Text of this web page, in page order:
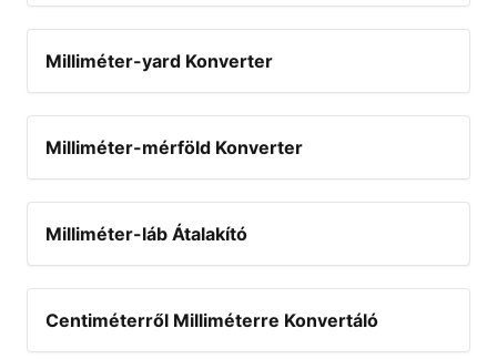
Milliméter-yard Konverter
Milliméter-mérföld Konverter
Milliméter-láb Átalakító
Centiméterről Milliméterre Konvertáló